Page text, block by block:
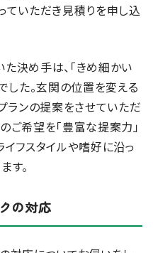
ていただき見積りを申し込
決め手は、「きめ細かい
した。玄関の位置を変える
ランの提案をさせていただ
ご希望を「豊富な提案力」
イフスタイルや嗜好に沿っ
す。
の対応